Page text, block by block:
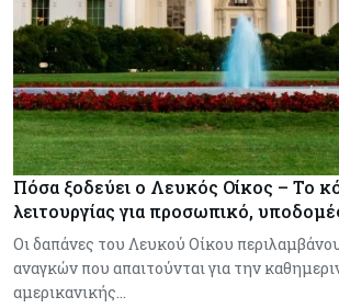
Πόσα ξοδεύει ο Λευκός Οίκος – Το
λειτουργίας για προσωπικό,
Οι δαπάνες του Λευκού Οίκου
αναγκών που απαιτούνται για την
αμερικανικής…